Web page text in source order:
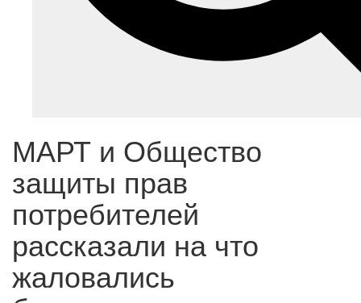
МАРТ и Общество
защиты прав
потребителей
рассказали на что
жаловались